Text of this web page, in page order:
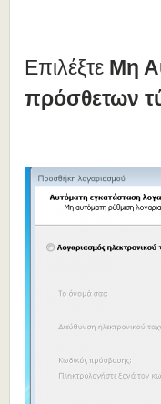
Επιλέξτε Μη
πρόσθετων